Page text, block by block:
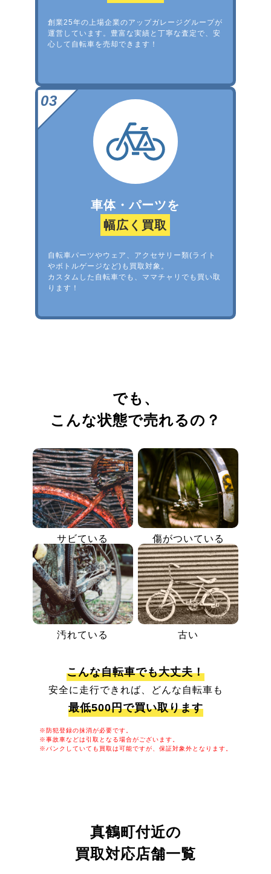
創業25年の上場企業のアップガレージグループが
運営しています。豊富な実績と丁寧な査定で、安
心して自転車を売却できます！
車体・パーツを
幅広く買取
自転車パーツやウェア、アクセサリー類(ライト
やボトルゲージなど)も買取対象。
カスタムした自転車でも、ママチャリでも買い取
ります！
でも、
こんな状態で売れるの？
サビている 傷がついている
汚れている 古い
こんな自転車でも大丈夫！
安全に走行できれば、どんな自転車も
最低500円で買い取ります
※防犯登録の抹消が必要です。
※事故車などは引取となる場合がございます。
※パンクしていても買取は可能ですが、保証対象外となります。
真鶴町付近の
買取対応店舗一覧